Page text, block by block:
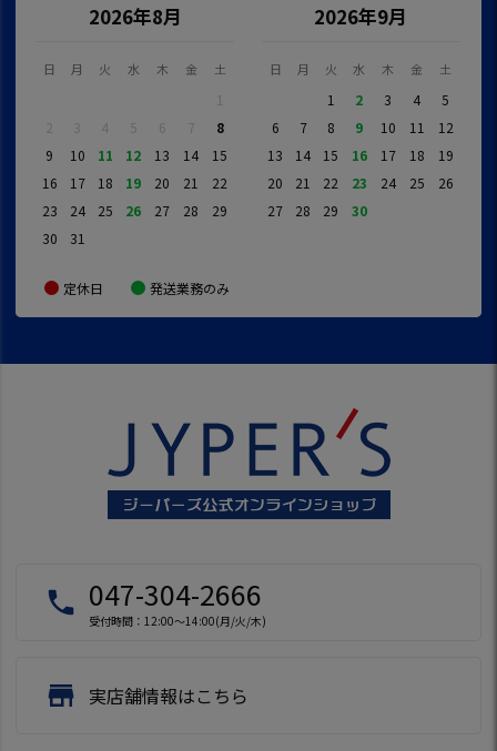
2026年8月
日 月 火 水 木 金 土
1
2
3 4 5 6 7
8
9
10 11 12 13 14
15
16
17 18 19 20 21
22
23
24 25 26 27 28
29
30
31
2026年9月
日 月 火 水 木 金 土
1 2 3 4
5
6
7 8 9 10 11
12
13
14 15 16 17 18
19
20
21 22 23 24 25
26
27
28 29 30
定休日 発送業務のみ
local_phone 047-304-2666
受付時間：12:00～14:00(月/火/木)
store 実店舗情報はこちら